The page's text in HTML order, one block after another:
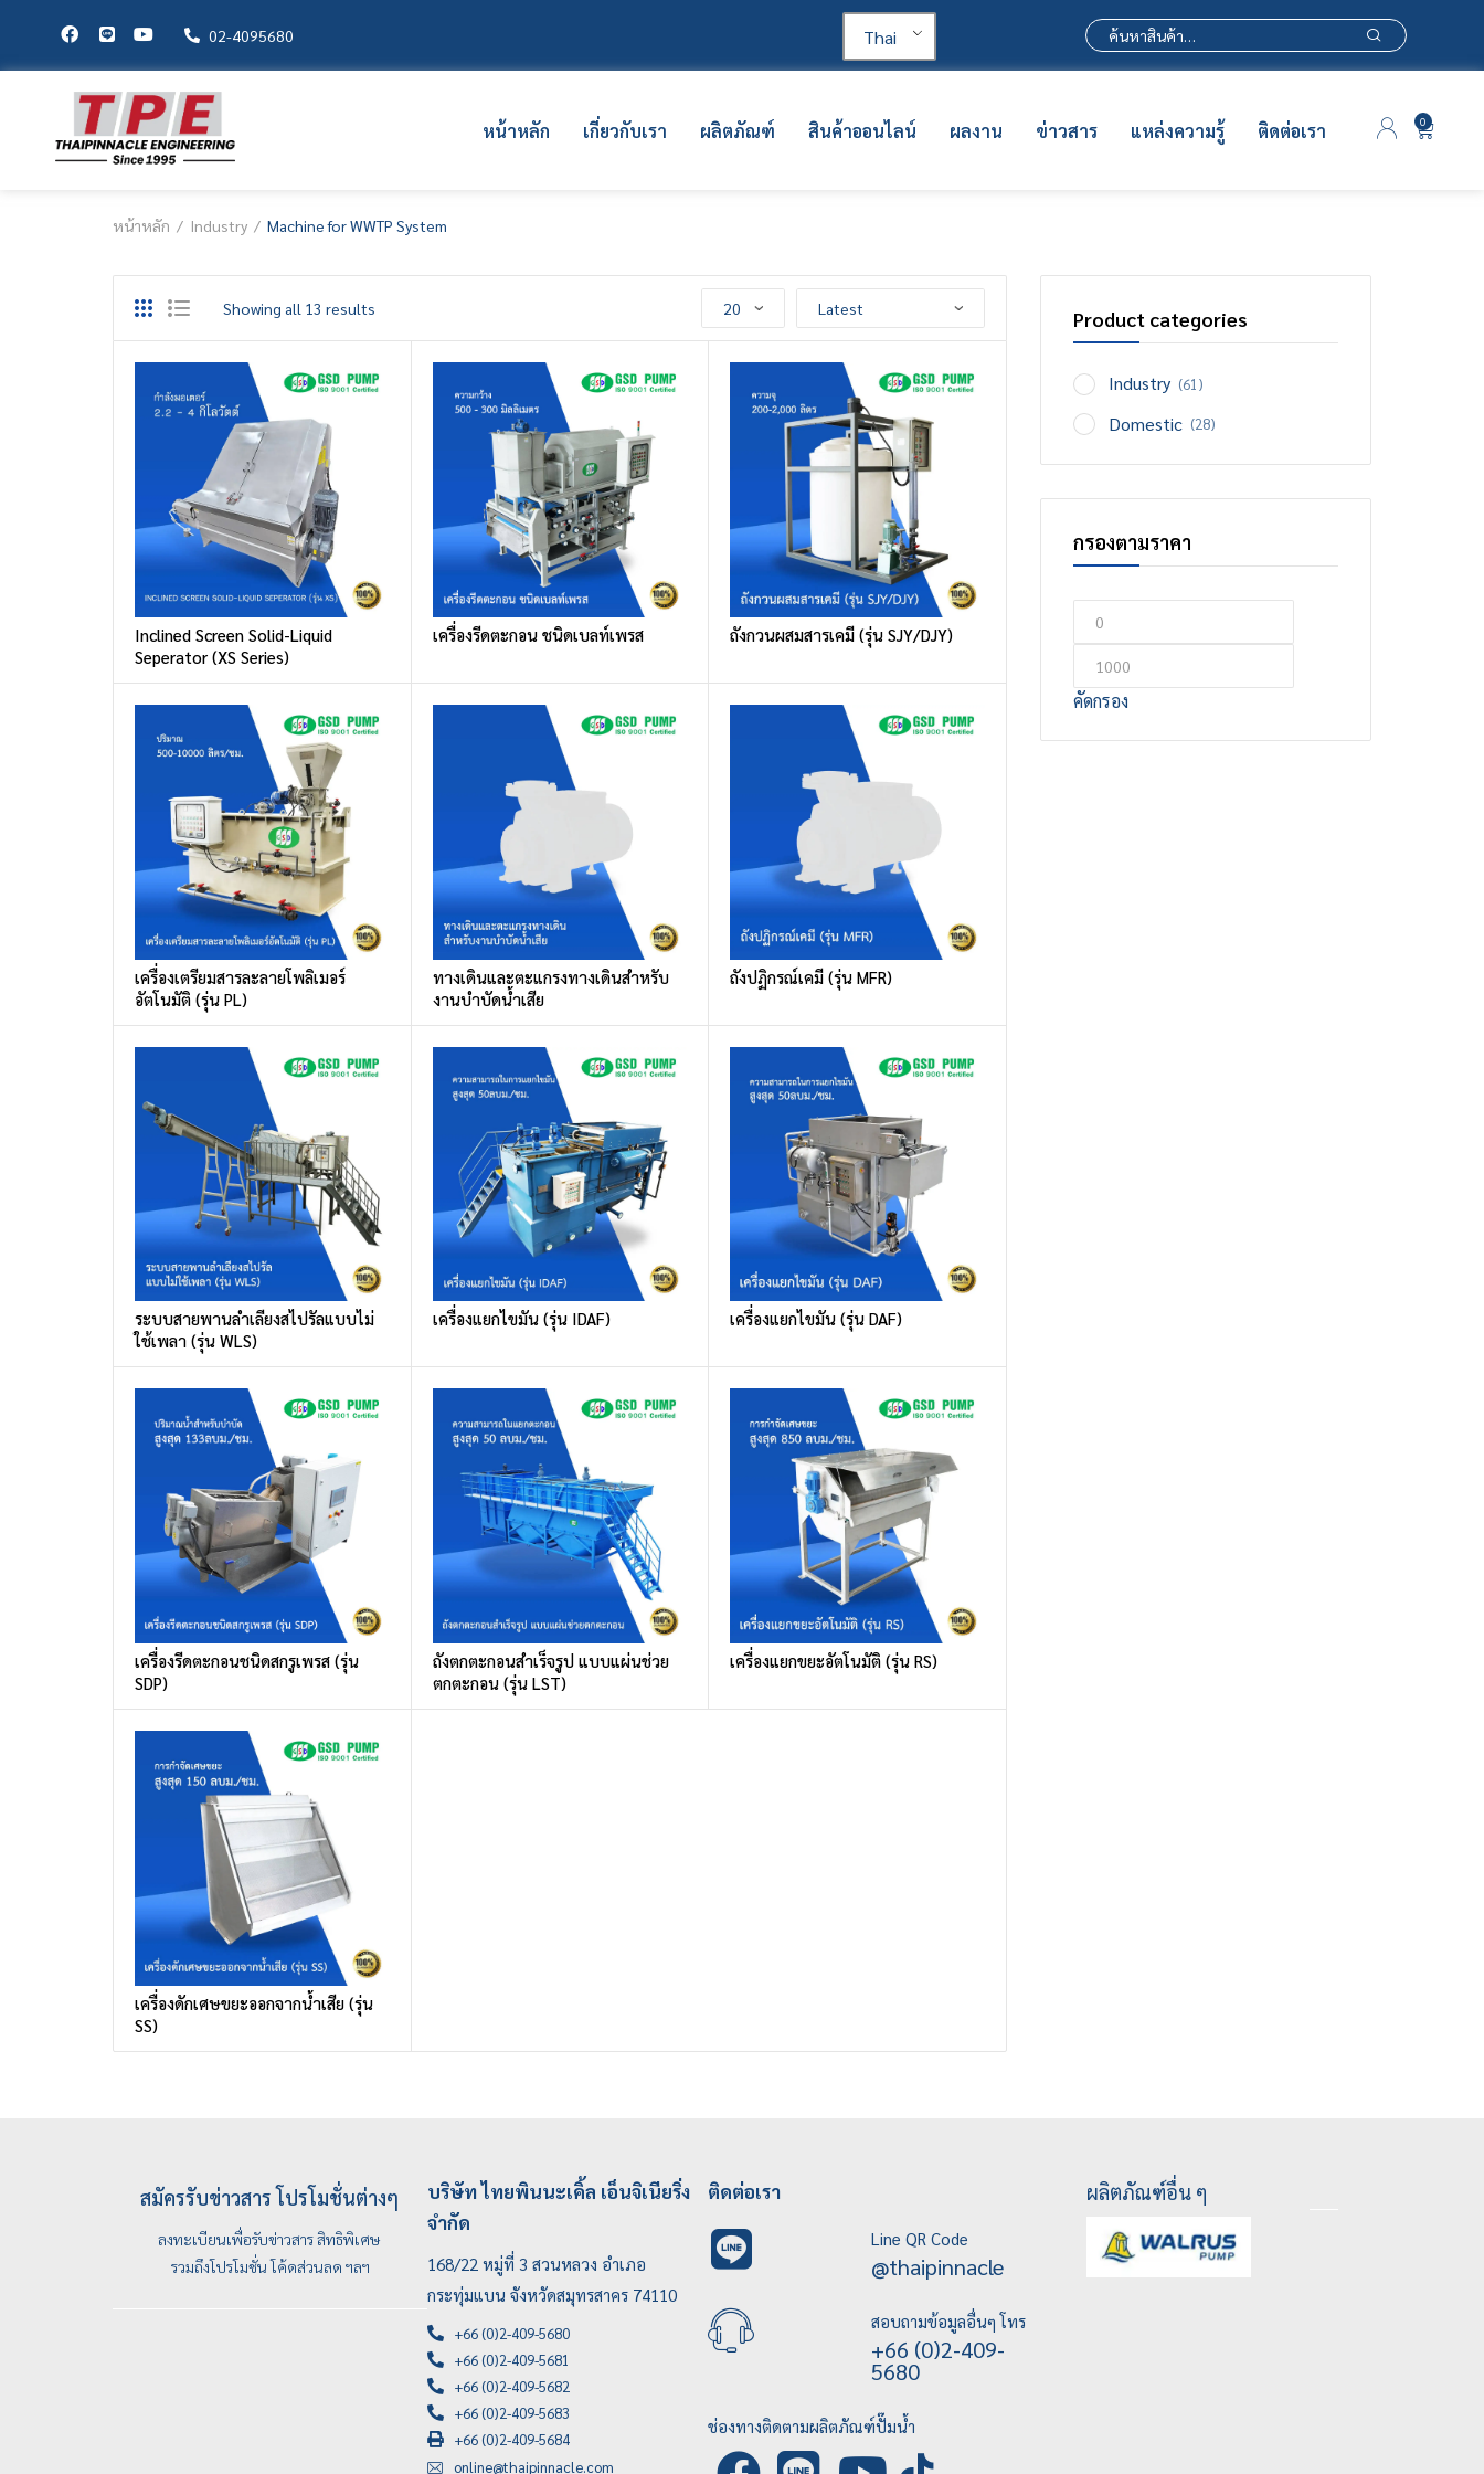
02-4095680 Thai
0
หน้าหลัก เกี่ยวกับเรา ผลิตภัณฑ์ สินค้าออนไลน์ ผลงาน ข่าวสาร แหล่งความรู้ ติดต่อเรา
หน้าหลัก Industry Machine for WWTP System
Showing all 13 results
Inclined Screen Solid-Liquid
Seperator (XS Series)
เครื่องรีดตะกอน ชนิดเบลท์เพรส ถังกวนผสมสารเคมี (รุ่น SJY/DJY)
เครื่องเตรียมสารละลายโพลิเมอร์
อัตโนมัติ (รุ่น PL)
ทางเดินและตะแกรงทางเดินสำหรับ
งานบำบัดน้ำเสีย
ถังปฏิกรณ์เคมี (รุ่น MFR)
ระบบสายพานลำเลียงสไปรัลแบบไม่
ใช้เพลา (รุ่น WLS)
เครื่องแยกไขมัน (รุ่น IDAF) เครื่องแยกไขมัน (รุ่น DAF)
เครื่องรีดตะกอนชนิดสกรูเพรส (รุ่น
SDP)
ถังตกตะกอนสำเร็จรูป แบบแผ่นช่วย
ตกตะกอน (รุ่น LST)
เครื่องแยกขยะอัตโนมัติ (รุ่น RS)
เครื่องดักเศษขยะออกจากน้ำเสีย (รุ่น
SS)
Product categories
Industry (61)
Domestic (28)
กรองตามราคา
คัดกรอง
สมัครรับข่าวสาร โปรโมชั่นต่างๆ
ลงทะเบียนเพื่อรับข่าวสาร สิทธิพิเศษ
รวมถึงโปรโมชั่น โค้ดส่วนลด ฯลฯ
บริษัท ไทยพินนะเคิ้ล เอ็นจิเนียริ่ง
จำกัด
168/22 หมู่ที่ 3 สวนหลวง อำเภอ
กระทุ่มแบน จังหวัดสมุทรสาคร 74110
+66 (0)2-409-5680
+66 (0)2-409-5681
+66 (0)2-409-5682
+66 (0)2-409-5683
+66 (0)2-409-5684
online@thaipinnacle.com
ติดต่อเรา
Line QR Code
@thaipinnacle
สอบถามข้อมูลอื่นๆ โทร
+66 (0)2-409-
5680
ช่องทางติดตามผลิตภัณฑ์ปั๊มน้ำ
ผลิตภัณฑ์อื่น ๆ